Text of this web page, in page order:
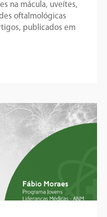
na mácula, uveítes,
oftalmológicas
publicados em